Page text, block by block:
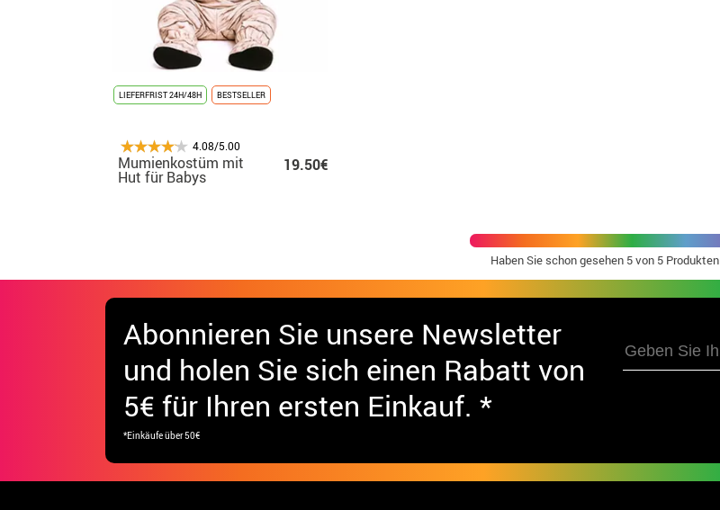
LIEFERFRIST 24H/48H BESTSELLER
4.08/5.00
Mumienkostüm mit
Hut für Babys
19.50€
Haben Sie schon gesehen 5von 5 Produkten
Abonnieren Sie unsere Newsletter
und holen Sie sich einen Rabatt von
5€ für Ihren ersten Einkauf. *
*Einkäufe über 50€